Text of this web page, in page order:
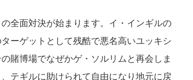
全面対決が始まります。イ・インギルの
ーゲットとして残酷で悪名高いユッキシ
賭博場でなぜかゲ・ソルリムと再会しま
テギルに助けられて自由になり地元に戻